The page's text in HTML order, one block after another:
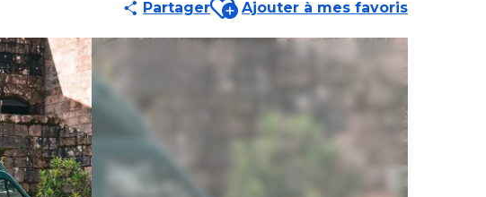
Partager Ajouter à mes favoris